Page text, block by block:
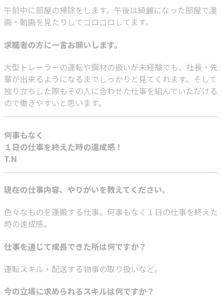
午前中に部屋の掃除をします。午後は綺麗になった部屋で漫
画・動画を見たりしてゴロゴロしてます。
求職者の方に一言お願いします。
大型トレーラーの運転や鋼材の扱いが未経験でも、社長・先
輩が出来るようになるまでしっかりと見てくれます。そして
独り立ちした際もその人に合わせた仕事を組んでいただける
ので働きやすいと思います。
何事もなく
１日の仕事を終えた時の達成感！
T.N
現在の仕事内容、やりがいを教えてください。
色々なものを運搬する仕事。何事もなく１日の仕事を終えた
時の達成感。
仕事を通じて成長できた所は何ですか？
運転スキル・配送する物事の取り扱いなど。
今の立場に求められるスキルは何ですか？